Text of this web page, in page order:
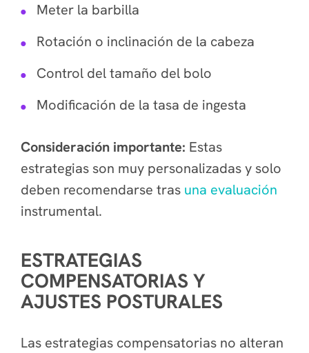
Meter la barbilla
Rotación o inclinación de la cabeza
Control del tamaño del bolo
Modificación de la tasa de ingesta
Consideración importante: Estas
estrategias son muy personalizadas y solo
deben recomendarse tras una evaluación
instrumental.
ESTRATEGIAS
COMPENSATORIAS Y
AJUSTES POSTURALES
Las estrategias compensatorias no alteran